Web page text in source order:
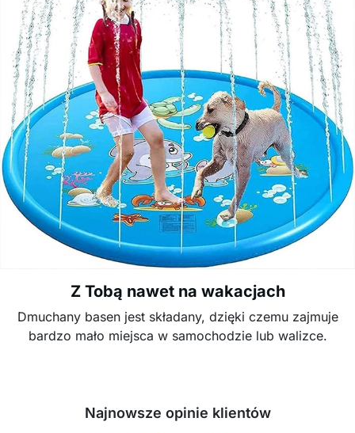
Z Tobą nawet na wakacjach
Dmuchany basen jest składany, dzięki czemu zajmuje
bardzo mało miejsca w samochodzie lub walizce.
Najnowsze opinie klientów